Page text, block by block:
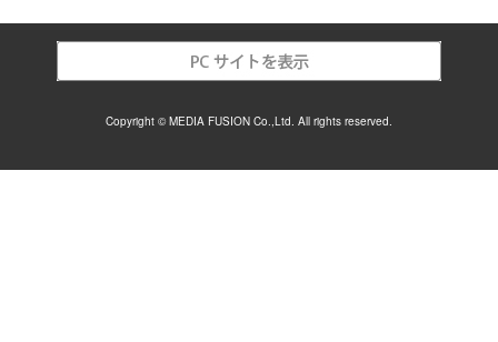
Copyright © MEDIA FUSION Co.,Ltd. All rights reserved.